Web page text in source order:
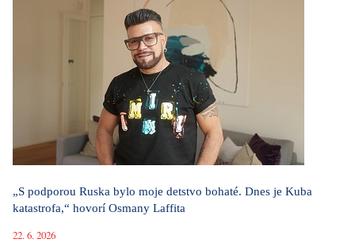
„S podporou Ruska bylo moje detstvo bohaté. Dnes je Kuba
katastrofa,“ hovorí Osmany Laffita
22. 6. 2026